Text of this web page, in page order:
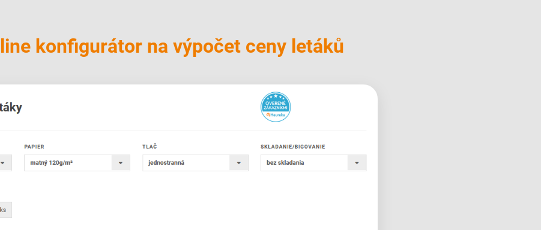
konfigurátor na výpočet ceny letáků